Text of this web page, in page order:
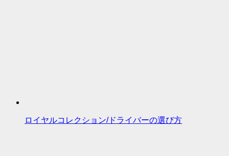
ロイヤルコレクション/ドライバーの選び方